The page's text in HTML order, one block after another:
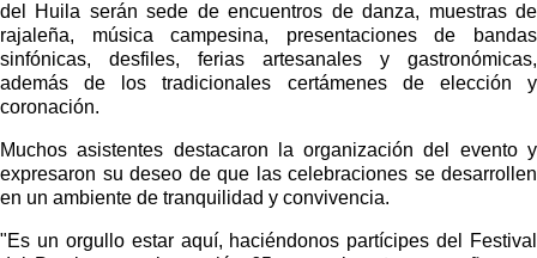
del Huila serán sede de encuentros de danza, muestras de
rajaleña, música campesina, presentaciones de bandas
sinfónicas, desfiles, ferias artesanales y gastronómicas,
además de los tradicionales certámenes de elección y
coronación.
Muchos asistentes destacaron la organización del evento y
expresaron su deseo de que las celebraciones se desarrollen
en un ambiente de tranquilidad y convivencia.
"Es un orgullo estar aquí, haciéndonos partícipes del Festival